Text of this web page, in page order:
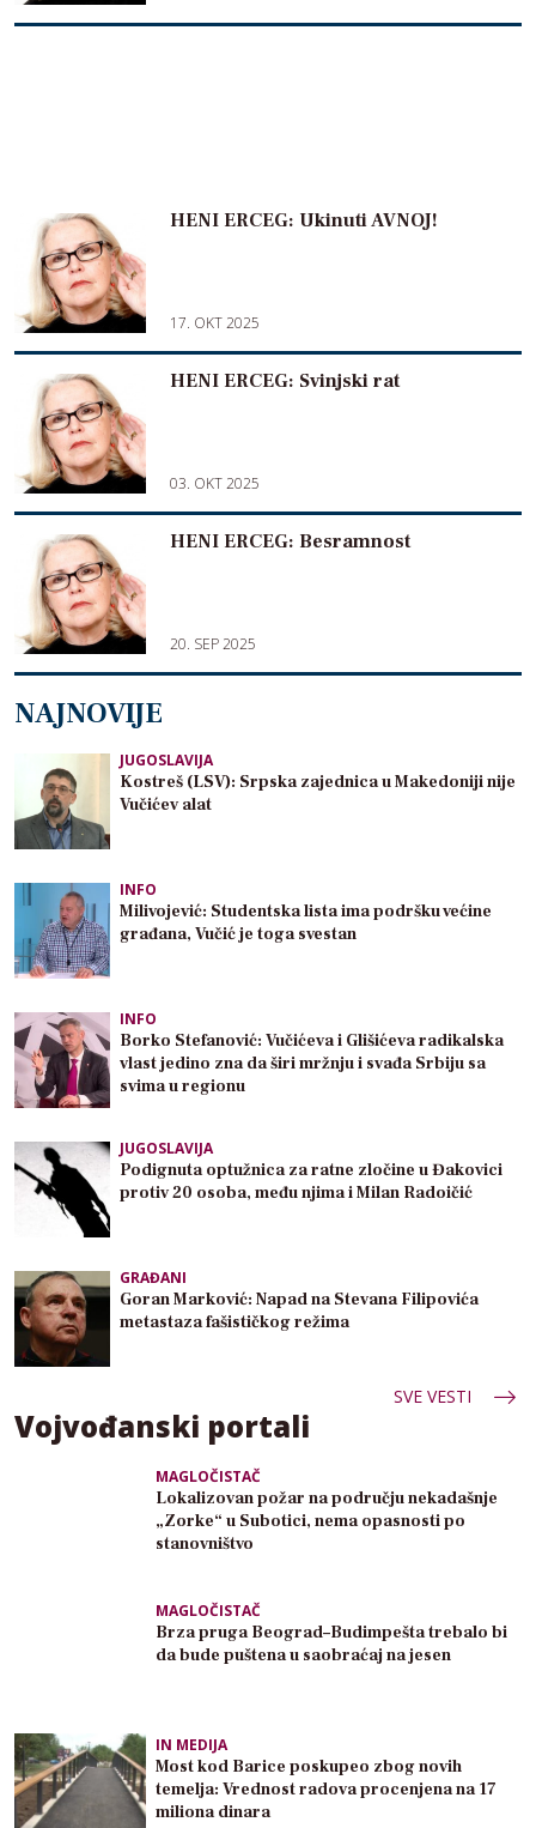
HENI ERCEG: Ukinuti AVNOJ!
17. OKT 2025
HENI ERCEG: Svinjski rat
03. OKT 2025
HENI ERCEG: Besramnost
20. SEP 2025
NAJNOVIJE
JUGOSLAVIJA
Kostreš (LSV): Srpska zajednica u Makedoniji nije
Vučićev alat
INFO
Milivojević: Studentska lista ima podršku većine
građana, Vučić je toga svestan
INFO
Borko Stefanović: Vučićeva i Glišićeva radikalska
vlast jedino zna da širi mržnju i svađa Srbiju sa
svima u regionu
JUGOSLAVIJA
Podignuta optužnica za ratne zločine u Đakovici
protiv 20 osoba, među njima i Milan Radoičić
GRAĐANI
Goran Marković: Napad na Stevana Filipovića
metastaza fašističkog režima
SVE VESTI
Vojvođanski portali
MAGLOČISTAČ
Lokalizovan požar na području nekadašnje
„Zorke“ u Subotici, nema opasnosti po
stanovništvo
MAGLOČISTAČ
Brza pruga Beograd–Budimpešta trebalo bi
da bude puštena u saobraćaj na jesen
IN MEDIJA
Most kod Barice poskupeo zbog novih
temelja: Vrednost radova procenjena na 17
miliona dinara